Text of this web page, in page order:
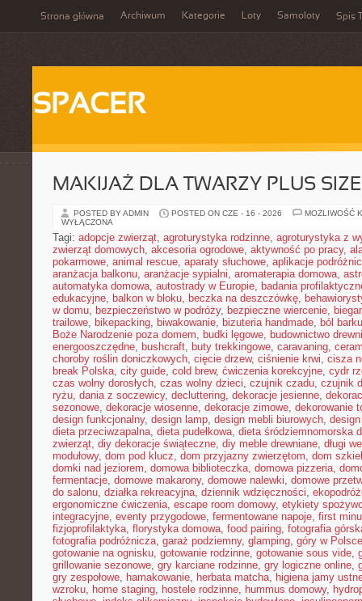
Strona główna Archiwum Kategorie Loty Samoloty Spis
SPACER
MAKIJAŻ DLA TWARZY PLUS SIZE
POSTED BY ADMIN POSTED ON CZE - 16 - 2026
MOŻLIWOŚĆ
WYŁĄCZONA
Tagi: adopcje zwierząt, agroturystyka rodzinne, agroturystyka z
zwierząt domowych, akcesoria ogrodowe, aktywność po pracy,
pokarmowe, animal rescue, aparaty słuchowe, aplikacje
aranżacja balkonu, aranżacje sypialni, aromaterapia domowa,
automatyka domowa, autostrady w Europie, badania
edukacyjne, balkon w bloku, beczka na deszczówkę,
w domu, bezpieczeństwo w podróży, bezpieczne wiercenie,
trailowe, bikepacking, biwakowanie, bizuteria handmade, ból barku
Boże Narodzenie poza domem, budki lęgowe, budownictwo
energooszczędne, bushcraft, buty trekkingowe, caravaning,
choroby roślin doniczkowych, cięcie drzew, ciśnienie krwi, cisza
break Polska, city guide, cold brew, ćwiczenia korekcyjne, cydr
czas wolny dorosłych, czas wolny dzieci, czujnik czadu, czujnik
ryżu, dania z soczewicy, decluttering, dekoracje jesienne,
sezonowe, dekoracje wiosenne, dekoracje zimowe, dekorowanie
design funkcjonalny, design lamp, design mebli biurowych,
dieta przeciwzapalna, dieta pudełkowa, dieta śródziemnomorska
zwierząt, diy dekoracje świąteczne, diy meble drewniane, długi
modułowy, dom pod klucz, dom przyjazny zwierzętom, dom
domki nad jeziorem, domowa biblioteczka, domowa pizzeria,
fermentacje, domowe makarony, domowe nalewki, domowe
do salonu, działka rekreacyjna, dziennik wdzięczności,
ergonomiczne ćwiczenia, escape room domowy, etykiety
integracyjne, eventy przygodowe, fermentowane napoje, first
fizjoprofilaktyka, florystyka domowa, food pairing, fotografia
fotografia podróżnicza, garaż podziemny, glamping, góry w Polsce
gotowanie na ognisku, gotowanie rodzinne, gotowanie sous vide,
grillowanie sezonowe, gry karciane rodzinne, gry logiczne online,
gry zespołowe, hamakowanie, herbata matcha, higiena jamy
wzroku, home staging, hostele rodzinne, hummus domowy,